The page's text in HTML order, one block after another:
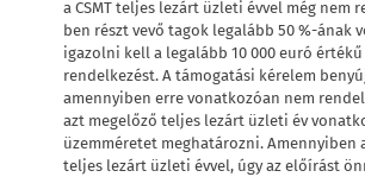
a CSMT teljes lezárt üzleti évvel még nem
ben részt vevő tagok legalább 50 %-ának
igazolni kell a legalább 10 000 euró
rendelkezést. A támogatási kérelem
amennyiben erre vonatkozóan nem
azt megelőző teljes lezárt üzleti év
üzemméretet meghatározni. Amennyiben
teljes lezárt üzleti évvel, úgy az előírást